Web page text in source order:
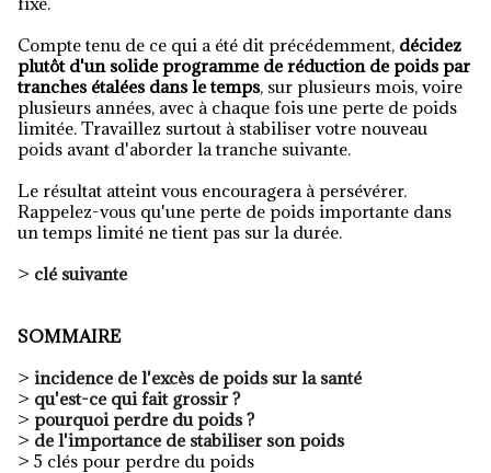
Compte tenu de ce qui a été dit précédemment, décidez
plutôt d'un solide programme de réduction de poids par
tranches étalées dans le temps, sur plusieurs mois, voire
plusieurs années, avec à chaque fois une perte de poids
limitée. Travaillez surtout à stabiliser votre nouveau
poids avant d'aborder la tranche suivante.
Le résultat atteint vous encouragera à persévérer.
Rappelez-vous qu'une perte de poids importante dans
un temps limité ne tient pas sur la durée.
> clé suivante
SOMMAIRE
> incidence de l'excès de poids sur la santé
> qu'est-ce qui fait grossir ?
> pourquoi perdre du poids ?
> de l'importance de stabiliser son poids
> 5 clés pour perdre du poids